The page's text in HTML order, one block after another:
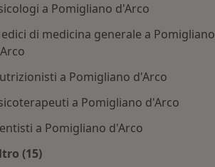
d'Arco
a Pomigliano d'Arco
di medicina generale a Pomigliano
a Pomigliano d'Arco
a Pomigliano d'Arco
a Pomigliano d'Arco
(15)